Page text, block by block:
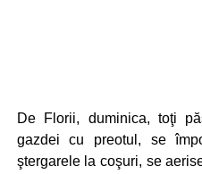
De Florii, duminica, toţi
gazdei cu preotul, se
ştergarele la coşuri, se